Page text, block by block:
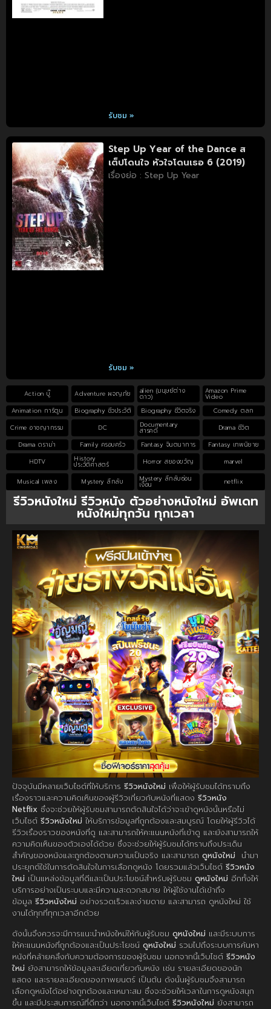
รับชม »
Step Up Year of the Dance ส
เต็ปโดนใจ หัวใจโดนเธอ 6 (2019)
เรื่องย่อ : Step Up Year
รับชม »
Action บู๊ Adventure ผจญภัย alien (มนุษย์ต่าง
ดาว)
Amazon Prime
Video
Animation การ์ตูน
Biography ชีวประวัติ Biography ชีวิตจริง
Comedy ตลก
Crime อาชญากรรม
DC Documentary
สารคดี
Drama ชีวิต
Drama ดราม่า
Family ครอบครัว Fantasy จินตนาการ
Fantasy เทพนิยาย
HDTV
History
ประวัติศาสตร์ Horror สยองขวัญ marvel
Musical เพลง Mystery ลึกลับ Mystery ลึกลับซ่อน
เงื่อน netflix
รีวิวหนังใหม่ รีวิวหนัง ตัวอย่างหนังใหม่ อัพเดท
หนังใหม่ทุกวัน ทุกเวลา
ปัจจุบันมีหลายเว็บไซต์ที่ให้บริการ รีวิวหนังใหม่ เพื่อให้ผู้รับชมได้ทราบถึง
เรื่องราวและความคิดเห็นของผู้รีวิวเกี่ยวกับหนังที่แสดง รีวิวหนัง
Netflix ซึ่งจะช่วยให้ผู้รับชมสามารถตัดสินใจได้ว่าจะเข้าดูหนังนั้นหรือไม่
เว็บไซต์ รีวิวหนังใหม่ ให้บริการข้อมูลที่ถูกต้องและสมบูรณ์ โดยให้ผู้รีวิวได้
รีวิวเรื่องราวของหนังที่ดู และสามารถให้คะแนนหนังที่เข้าดู และยังสามารถให้
ความคิดเห็นของตัวเองได้ด้วย ซึ่งจะช่วยให้ผู้รับชมได้ทราบถึงประเด็น
สำคัญของหนังและถูกต้องตามความเป็นจริง และสามารถ ดูหนังใหม่ นำมา
ประยุกต์ใช้ในการตัดสินใจในการเลือกดูหนัง โดยรวมแล้วเว็บไซต์ รีวิวหนัง
ใหม่ เป็นแหล่งข้อมูลที่ดีและเป็นประโยชน์สำหรับผู้รับชม ดูหนังใหม่ อีกทั้งให้
บริการอย่างเป็นระบบและมีความสะดวกสบาย ให้ผู้ใช้งานได้เข้าถึง
ข้อมูล รีวิวหนังใหม่ อย่างรวดเร็วและง่ายดาย และสามารถ ดูหนังใหม่ ใช้
งานได้ทุกที่ทุกเวลาอีกด้วย
ดังนั้นจึงควรจะมีการแนะนำหนังใหม่ให้กับผู้รับชม ดูหนังใหม่ และมีระบบการ
ให้คะแนนหนังที่ถูกต้องและเป็นประโยชน์ ดูหนังใหม่ รวมไปถึงระบบการค้นหา
หนังที่คล้ายคลึงกับความต้องการของผู้รับชม นอกจากนี้เว็บไซต์ รีวิวหนัง
ใหม่ ยังสามารถให้ข้อมูลละเอียดเกี่ยวกับหนัง เช่น รายละเอียดของนัก
แสดง และรายละเอียดของภาพยนตร์ เป็นต้น ดังนั้นผู้รับชมจึงสามารถ
เลือกดูหนังได้อย่างถูกต้องและเหมาะสม ซึ่งจะช่วยให้เวลาในการดูหนังสนุก
ขึ้น และมีประสบการณ์ที่ดีกว่า นอกจากนี้เว็บไซต์ รีวิวหนังใหม่ ยังสามารถ